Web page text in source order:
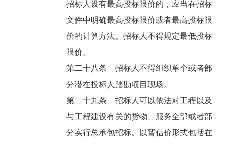
招标人设有最高投标限价的，应当在招标
文件中明确最高投标限价或者最高投标限
价的计算方法。招标人不得规定最低投标
限价。
第二十八条 招标人不得组织单个或者部
分潜在投标人踏勘项目现场。
第二十九条 招标人可以依法对工程以及
与工程建设有关的货物、服务全部或者部
分实行总承包招标。以暂估价形式包括在